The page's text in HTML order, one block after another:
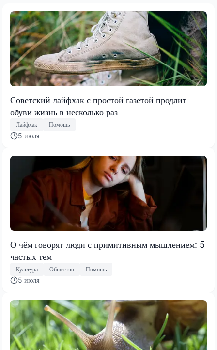
Советский лайфхак с простой газетой продлит
обуви жизнь в несколько раз
Лайфхак Помощь
5 июля
О чём говорят люди с примитивным мышлением: 5
частых тем
Культура Общество Помощь
5 июля